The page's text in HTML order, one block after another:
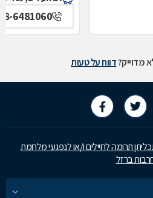
6481060
מדוייק?דווח על טעות
תרומה לחיילים ו/או לנפגעי מלחמת
ברזל